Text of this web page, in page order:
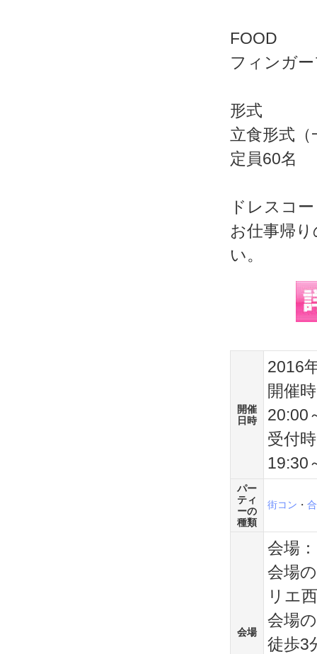
FOOD
フィンガ
形式
立食形式
定員60名
ドレスコ
お仕事帰
い。
開催
日時
2016
開催
20:00
受付
19:30
パー
ティ
ーの
種類
街コン ・
会場
会場
会場
リエ
会場
徒歩3